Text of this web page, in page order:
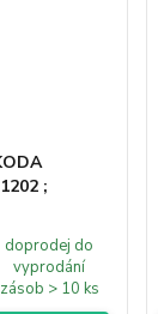
;
doprodej do
vyprodání
zásob > 10 ks